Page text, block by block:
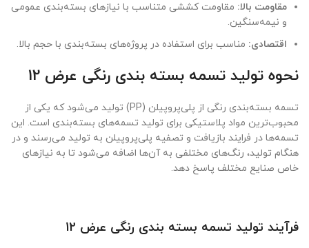
مقاومت بالا: مقاومت کششی متناسب با نیازهای بسته‌بندی عمومی
و نیمه‌سنگین.
اقتصادی: مناسب برای استفاده در پروژه‌های بسته‌بندی با حجم بالا.
نحوه تولید تسمه بسته بندی رنگی عرض 12
تسمه بسته‌بندی رنگی از پلی‌پروپیلن (PP) تولید می‌شود که یکی از
محبوب‌ترین مواد پلاستیکی برای تولید تسمه‌های بسته‌بندی است. این
تسمه‌ها در فرایند بازیافت و تصفیه پلی‌پروپیلن به تولید می‌رسند و در
هنگام تولید، رنگ‌های مختلفی به آن‌ها اضافه می‌شود تا به نیازهای
خاص صنایع مختلف پاسخ دهد.
فرآیند تولید تسمه بسته بندی رنگی عرض 12